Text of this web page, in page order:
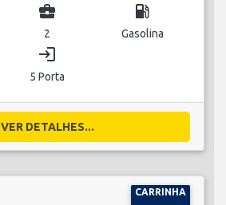
business_center
2
local_gas_station
Gasolina
login
5 Porta
VER DETALHES...
CARRINHA